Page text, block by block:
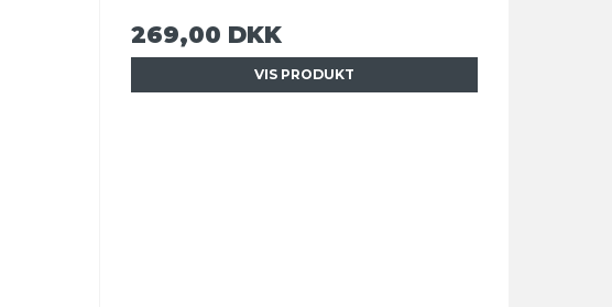
269,00 DKK
VIS PRODUKT